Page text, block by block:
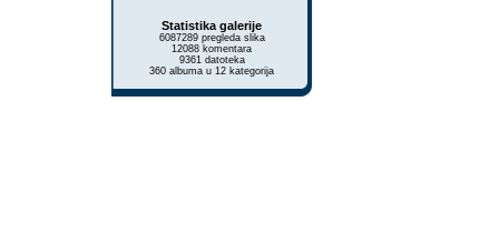
Statistika galerije
6087289 pregleda slika
12088 komentara
9361 datoteka
360 albuma u 12 kategorija